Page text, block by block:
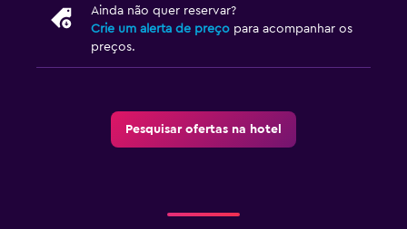
Ainda não quer reservar?
Crie um alerta de preço para acompanhar os
preços.
Pesquisar ofertas na hotel